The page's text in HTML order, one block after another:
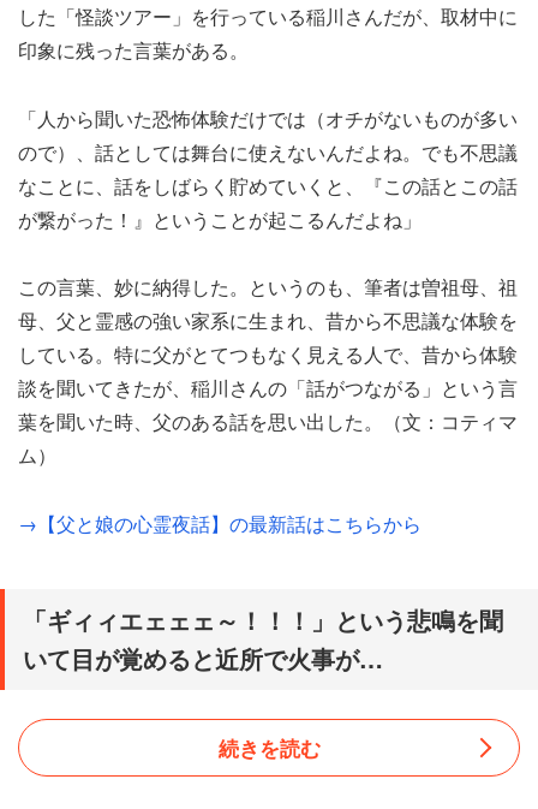
した「怪談ツアー」を行っている稲川さんだが、取材中に
印象に残った言葉がある。
「人から聞いた恐怖体験だけでは（オチがないものが多い
ので）、話としては舞台に使えないんだよね。でも不思議
なことに、話をしばらく貯めていくと、『この話とこの話
が繋がった！』ということが起こるんだよね」
この言葉、妙に納得した。というのも、筆者は曽祖母、祖
母、父と霊感の強い家系に生まれ、昔から不思議な体験を
している。特に父がとてつもなく見える人で、昔から体験
談を聞いてきたが、稲川さんの「話がつながる」という言
葉を聞いた時、父のある話を思い出した。（文：コティマ
ム）
→【父と娘の心霊夜話】の最新話はこちらから
「ギィィエェェェ～！！！」という悲鳴を聞
いて目が覚めると近所で火事が…
続きを読む